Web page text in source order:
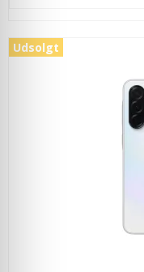
Udsolgt